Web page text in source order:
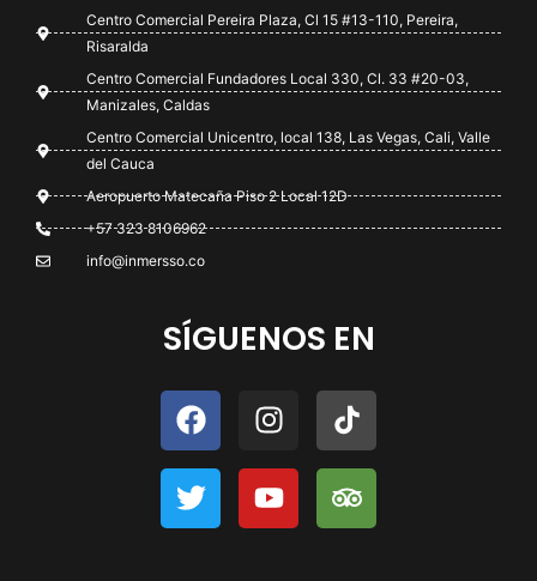
Centro Comercial Pereira Plaza, Cl 15 #13-110, Pereira,
Risaralda
Centro Comercial Fundadores Local 330, Cl. 33 #20-03,
Manizales, Caldas
Centro Comercial Unicentro, local 138, Las Vegas, Cali, Valle
del Cauca
Aeropuerto Matecaña Piso 2 Local 12D
+57 323 8106962
info@inmersso.co
SÍGUENOS EN